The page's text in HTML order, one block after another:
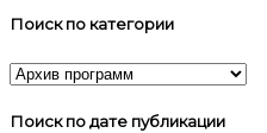
Поиск по категории
Поиск по дате публикации